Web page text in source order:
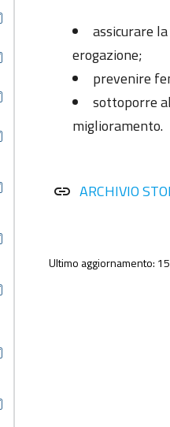
assicurare
erogazione;
prevenire
sottoporre
miglioramento.
link ARCHIVIO
Ultimo aggiornamento: